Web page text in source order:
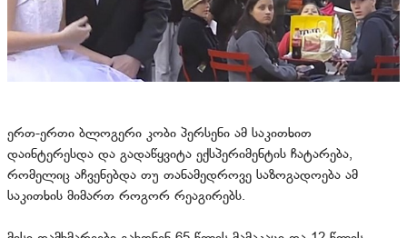
ერთ-ერთი ბლოგერი კობი პერსენი ამ საკითხით
დაინტერესდა და გადაწყვიტა ექსპერიმენტის ჩატარება,
რომელიც აჩვენებდა თუ თანამედროვე საზოგადოება ამ
საკითხის მიმართ როგორ რეაგირებს.